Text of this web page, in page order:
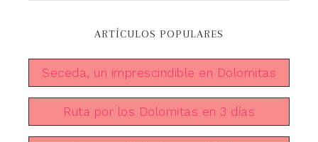
ARTÍCULOS POPULARES
Seceda, un imprescindible en Dolomitas
Ruta por los Dolomitas en 3 días